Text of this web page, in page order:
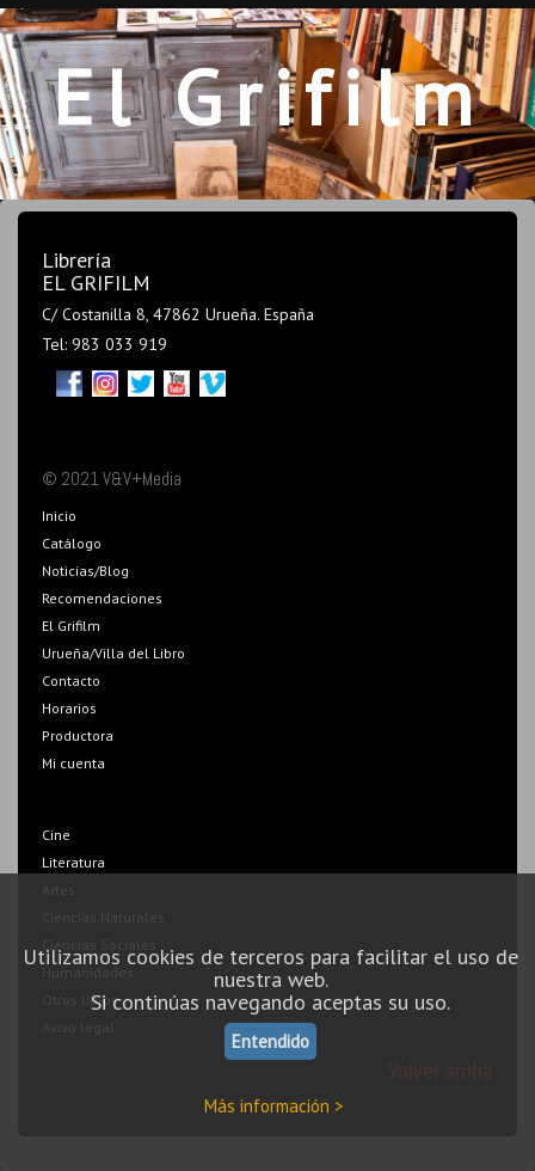
Utilizamos cookies de terceros para facilitar el uso de
nuestra web.
Si continúas navegando aceptas su uso.
Entendido
Más información >
El Grifilm
Librería
EL GRIFILM
C/ Costanilla 8, 47862 Urueña. España
Tel: 983 033 919
© 2021 V&V+Media
Inicio
Catálogo
Noticias/Blog
Recomendaciones
El Grifilm
Urueña/Villa del Libro
Contacto
Horarios
Productora
Mi cuenta
Cine
Literatura
Artes
Ciencias Naturales
Ciencias Sociales
Humanidades
Otros libros
Aviso legal
Volver arriba